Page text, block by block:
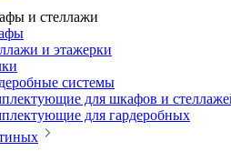
и стеллажи
и этажерки
системы
для шкафов и
для гардеробных